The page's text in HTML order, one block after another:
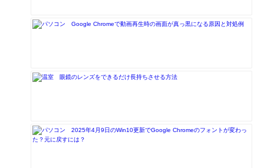
Google Chromeで動画再生時の画面が真っ黒になる原因と対処例
眼鏡のレンズをできるだけ長持ちさせる方法
2025年4月9日のWin10更新でGoogle Chromeのフォントが変わっ
た？元に戻すには？